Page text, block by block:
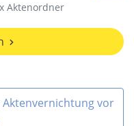
Aktenordner
vor